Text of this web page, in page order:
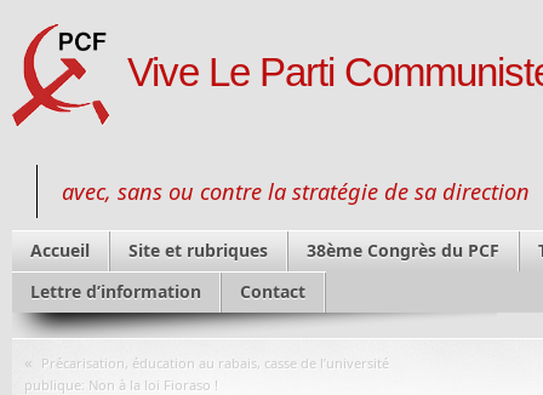
Vive Le Parti
avec, sans ou contre la stratégie de sa direction
Accueil Site et rubriques 38ème Congrès du PCF
Lettre d’information
Contact
« Précarisation, éducation au rabais, casse de l’université
publique: Non à la loi Fioraso !